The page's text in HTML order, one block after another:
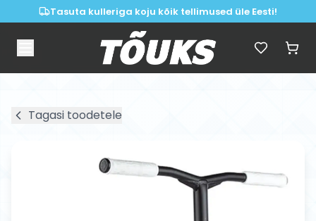
Tasuta kulleriga koju kõik tellimused üle Eesti!
Tagasi toodetele